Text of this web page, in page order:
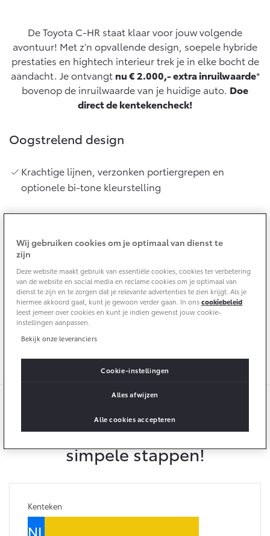
Vanaf € 31.895,- Vanaf € 32.995,-
Vanaf € 33.495,- Vanaf € 35.495,-
Corolla Cross
HYBRIDE
OOK ALS PLUG-IN
HYBRIDE
RAV4
Airco check
Vakantiecheck
Hybride Zekerheid Controle
Toyota handleidingen
Toyota Service Informatie (SIL)
Toyota Pechhulp
10 jaar Toyota garantie
Toyota fabrieksgarantie
Onderdelen & Accessoires
Onderdelen
Accessoires
Banden
Connected Services
MyToyota login
Abonnementen
Multimedia
Connected check
Wat is Private Lease?
Bereken je maandbedrag
Private Lease voor ZZP
Toyota Betaalplan
Oplaadservice
Thuislaadpakketten
Energie en slim laden
Verzekeren
Toyota Autoverzekering
Toyota Hybride Autoverzekering
Zakelijk
Toyota voor de zaak
Leaserijder
Financial Lease
Operational Lease
Bedrijfswagens
Bedrijfswagens op maat
Financieren of leasen
Verzekeren
Werkplaatsafspraak maken
Contact en Route
Schade melden
Plan een proefrit
Vraag een brochure aan
Bekijk de verwachte modellen
De Toyota C-HR staat klaar voor jouw volgende
avontuur! Met z’n opvallende design, soepele hybride
prestaties en hightech interieur trek je in elke bocht de
aandacht. Je ontvangt nu € 2.000,- extra inruilwaarde*
bovenop de inruilwaarde van je huidige auto. Doe
direct de kentekencheck!
Oogstrelend design
Krachtige lijnen, verzonken portiergrepen en
optionele bi-tone kleurstelling
Één van de zuinigste modellen in z’n klasse
Tot 10 jaar garantie**
Tot maar liefst 200.000 kilometer
Bereken jouw inruilwaarde in 2
simpele stappen!
Kenteken
Wij gebruiken cookies om je optimaal van dienst te
zijn
Deze website maakt gebruik van essentiële cookies, cookies ter verbetering
van de website en social media en reclame cookies om je optimaal van
dienst te zijn en te zorgen dat je relevante advertenties te zien krijgt. Als je
hiermee akkoord gaat, kunt je gewoon verder gaan. In onscookiebeleid
leest jemeer over cookies en kunt je indien gewenst jouw cookie-
instellingen aanpassen.
Bekijk onze leveranciers
Cookie-instellingen
Alles afwijzen
Alle cookies accepteren